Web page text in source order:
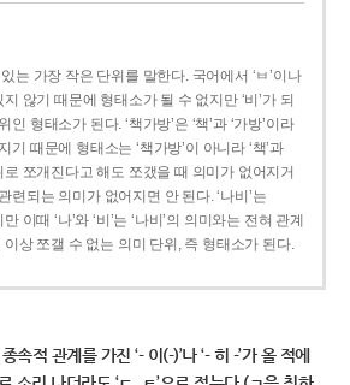
는 가장 작은 단위를 말한다. 국어에서 ‘ㅂ’이나
지 않기 때문에 형태소가 될 수 없지만 ‘비’가 되
형태소가 된다. ‘책가방’은 ‘책’과 ‘가방’이라
기 때문에 형태소는 ‘책가방’이 아니라 ‘책’과
로 쪼개진다고 해도 쪼갰을 때 의미가 없어지거
련되는 의미가 없어지면 안 된다. ‘나비’는
이때 ‘나’와 ‘비’는 ‘나비’의 의미와는 전혀 관계
이상 쪼갤 수 없는 의미 단위, 즉 형태소가 된다.
속적 관계를 가진 ‘- 이(-)’나 ‘- 히 -’가 올 적에